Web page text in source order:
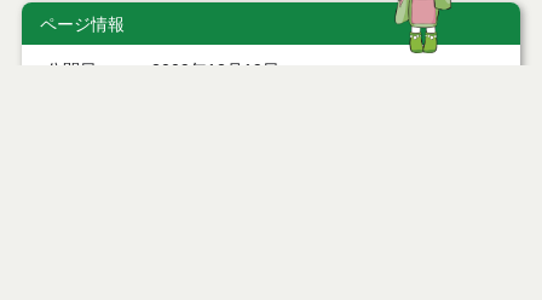
平成２４年版 能代市の統計
ページ情報
公開日
2009年12月19日